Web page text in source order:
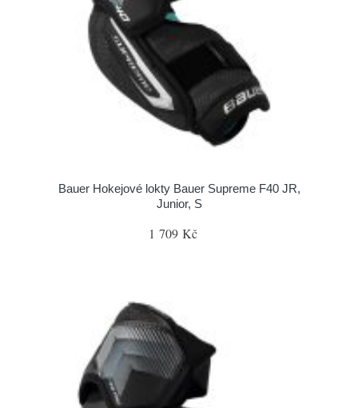
Bauer Hokejové lokty Bauer Supreme F40 JR,
Junior, S
1 709 Kč